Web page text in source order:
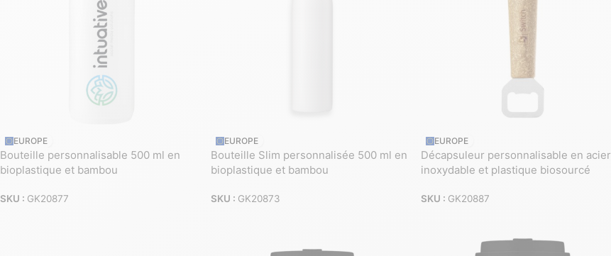
EUROPE
Bouteille personnalisable 500 ml en
bioplastique et bambou
SKU : GK20877
EUROPE
Bouteille Slim personnalisée 500 ml en
bioplastique et bambou
SKU : GK20873
EUROPE
Décapsuleur personnalisable en acier
inoxydable et plastique biosourcé
SKU : GK20887